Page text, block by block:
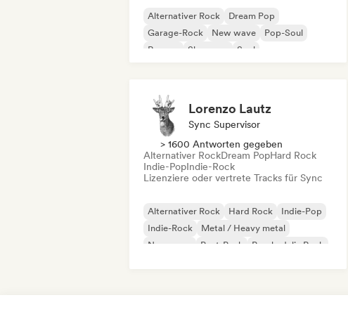
Alternativer Rock
Dream Pop
Garage-Rock
New wave
Pop-Soul
Reggae
Shoegaze Soul
Lorenzo Lautz
Sync Supervisor
> 1600 Antworten gegeben
Alternativer RockDream PopHard Rock
Indie-PopIndie-Rock
Lizenziere oder vertrete Tracks für Sync
Alternativer Rock Hard Rock
Indie-Pop
Indie-Rock
Metal / Heavy metal
New wave
Post-Punk Psychedelic Rock